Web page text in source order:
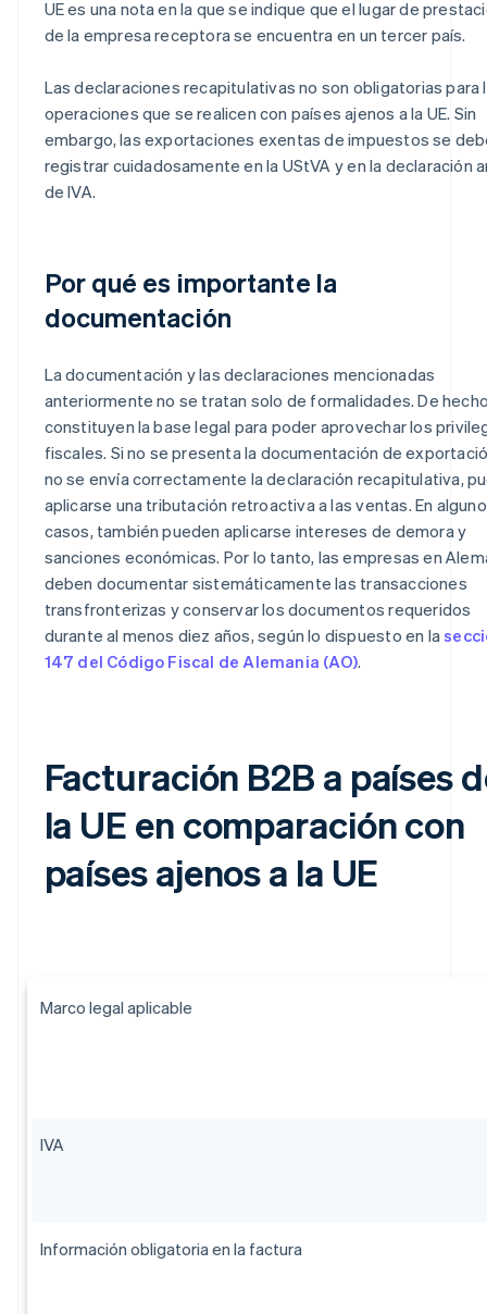
UE es una nota en la que se indique que el lugar de
de la empresa receptora se encuentra en un tercer país.
Las declaraciones recapitulativas no son obligatorias para
operaciones que se realicen con países ajenos a la UE. Sin
embargo, las exportaciones exentas de impuestos se
registrar cuidadosamente en la UStVA y en la declaración
de IVA.
Por qué es importante la
documentación
La documentación y las declaraciones mencionadas
anteriormente no se tratan solo de formalidades. De
constituyen la base legal para poder aprovechar los
fiscales. Si no se presenta la documentación de
no se envía correctamente la declaración recapitulativa,
aplicarse una tributación retroactiva a las ventas. En
casos, también pueden aplicarse intereses de demora y
sanciones económicas. Por lo tanto, las empresas en
deben documentar sistemáticamente las transacciones
transfronterizas y conservar los documentos requeridos
durante al menos diez años, según lo dispuesto en la
147 del Código Fiscal de Alemania (AO).
Facturación B2B a países
la UE en comparación con
países ajenos a la UE
Marco legal aplicable
IVA
Información obligatoria en la factura